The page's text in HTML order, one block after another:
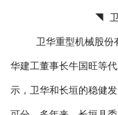
◥ 卫
卫华重型机械股份
华建工董事长牛国旺等
示，卫华和长垣的稳健